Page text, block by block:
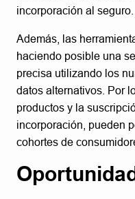
incorporación al seguro.
Además, las
haciendo posible una
precisa utilizando los
datos alternativos. Por
productos y la
incorporación, pueden
cohortes de